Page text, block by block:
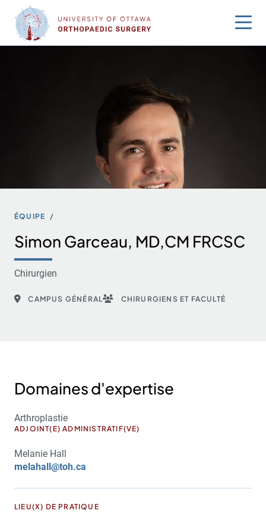
Sauter
contenu
ÉQUIPE
Simon Garceau, MD,CM FRCSC
Chirurgien
CAMPUS GÉNÉRAL CHIRURGIENS ET FACULTÉ
Domaines d'expertise
Arthroplastie
ADJOINT(E) ADMINISTRATIF(VE)
Melanie Hall
melahall@toh.ca
LIEU(X) DE PRATIQUE